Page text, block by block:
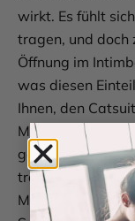
wirkt. Es fühlt
tragen, und doch
Öffnung im
was diesen
Ihnen, den
Momente zu
geheimes
tragen, bleibt
Mit diesem Stück